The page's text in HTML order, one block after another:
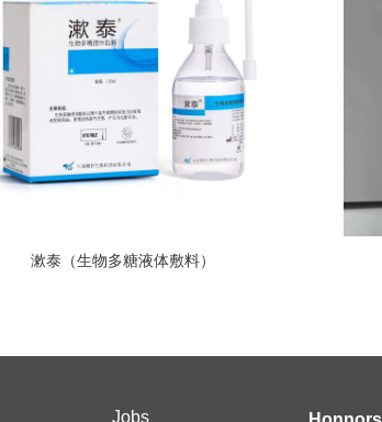
漱泰（生物多糖液体敷料）
Jobs